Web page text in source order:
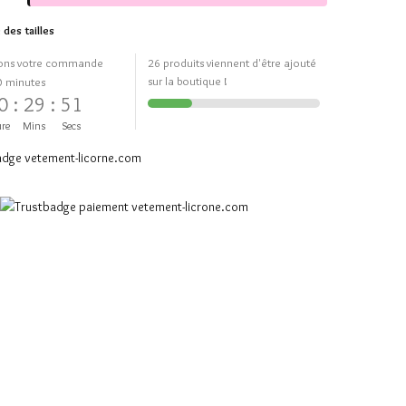
des tailles
votre commande
minutes
: 29
Mins
: 51
Secs
26 produits viennent d'être ajouté
sur la boutique !